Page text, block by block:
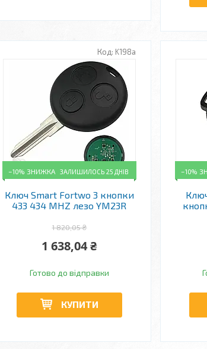
K198а
–10% ЗАЛИШИЛОСЬ 25 ДНІВ
Ключ Smart Fortwo 3 кнопки
433 434 MHZ лезо YM23R
1 820,05 ₴
1 638,04 ₴
Готово до відправки
КУПИТИ
–10%